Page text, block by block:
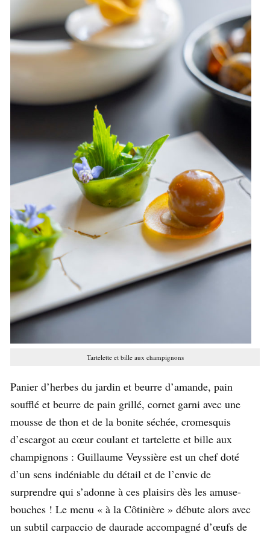
Tartelette et bille aux champignons
Panier d’herbes du jardin et beurre d’amande, pain
soufflé et beurre de pain grillé, cornet garni avec une
mousse de thon et de la bonite séchée, cromesquis
d’escargot au cœur coulant et tartelette et bille aux
champignons : Guillaume Veyssière est un chef doté
d’un sens indéniable du détail et de l’envie de
surprendre qui s’adonne à ces plaisirs dès les amuse-
bouches ! Le menu « à la Côtinière » débute alors avec
un subtil carpaccio de daurade accompagné d’œufs de